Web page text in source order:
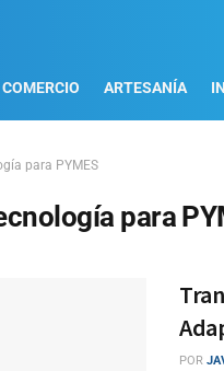
COMERCIO ARTESANÍA
para PYMES
para
POR